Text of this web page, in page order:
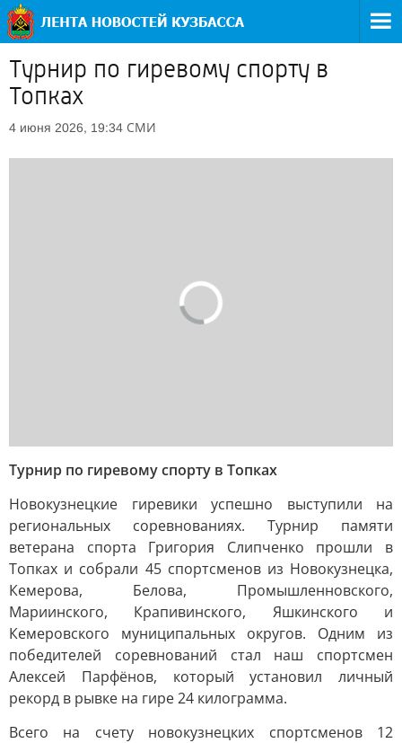
Турнир по гиревому спорту в
Топках
4 июня 2026, 19:34 СМИ
Турнир по гиревому спорту в Топках
Новокузнецкие гиревики успешно выступили на
региональных соревнованиях. Турнир памяти
ветерана спорта Григория Слипченко прошли в
Топках и собрали 45 спортсменов из Новокузнецка,
Кемерова, Белова, Промышленновского,
Мариинского, Крапивинского, Яшкинского и
Кемеровского муниципальных округов. Одним из
победителей соревнований стал наш спортсмен
Алексей Парфёнов, который установил личный
рекорд в рывке на гире 24 килограмма.
Всего на счету новокузнецких спортсменов 12